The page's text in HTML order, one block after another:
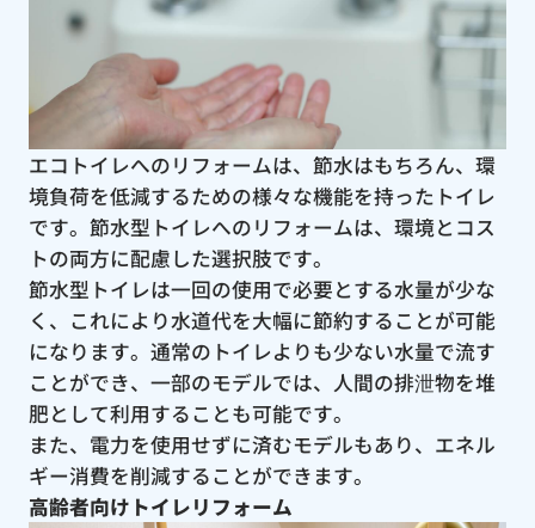
エコトイレへのリフォームは、節水はもちろん、環
境負荷を低減するための様々な機能を持ったトイレ
です。節水型トイレへのリフォームは、環境とコス
トの両方に配慮した選択肢です。
節水型トイレは一回の使用で必要とする水量が少な
く、これにより水道代を大幅に節約することが可能
になります。通常のトイレよりも少ない水量で流す
ことができ、一部のモデルでは、人間の排泄物を堆
肥として利用することも可能です。
また、電力を使用せずに済むモデルもあり、エネル
ギー消費を削減することができます。
高齢者向けトイレリフォーム